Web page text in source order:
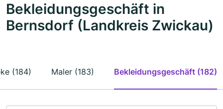
Bekleidungsgeschäft in
Bernsdorf (Landkreis Zwickau)
(184) Maler (183) Bekleidungsgeschäft (182)